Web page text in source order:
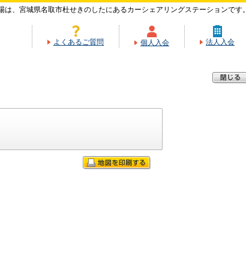
は、宮城県名取市杜せきのしたにあるカーシェアリングステーションです。
よくあるご質問 個人入会 法人入会